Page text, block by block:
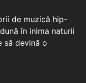
de muzică hip-
în inima naturii
să devină o